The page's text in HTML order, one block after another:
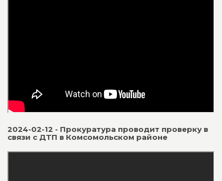
2024-02-12 - Прокуратура проводит проверку в
связи с ДТП в Комсомольском районе